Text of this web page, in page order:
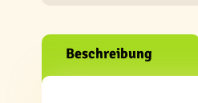
Beschreibung